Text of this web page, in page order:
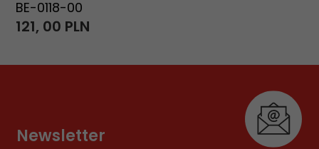
BE-0118-00
121, 00 PLN
Newsletter